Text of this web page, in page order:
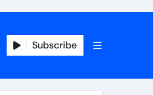
Subscribe